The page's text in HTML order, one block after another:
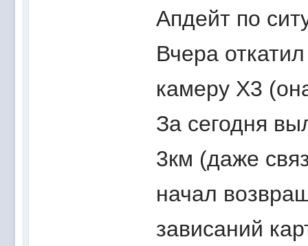
Апдейт по
Вчера
камеру X3
За сегодня
3км (даже
начал
зависаний